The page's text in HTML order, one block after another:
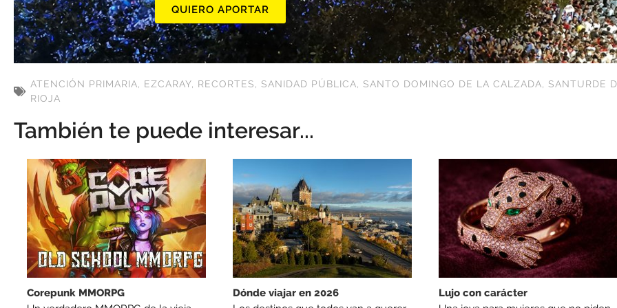
QUIERO APORTAR
ATENCIÓN PRIMARIA, EZCARAY, RECORTES, SANIDAD PÚBLICA, SANTO DOMINGO DE LA CALZADA, SANTURDE
RIOJA
También te puede interesar...
Corepunk MMORPG
Dónde viajar en 2026
Lujo con carácter